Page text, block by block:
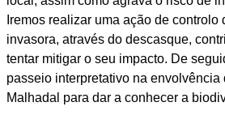
Iremos realizar uma ação de controlo
invasora, através do descasque,
tentar mitigar o seu impacto. De
passeio interpretativo na
Malhadal para dar a conhecer a